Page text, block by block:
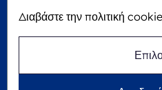
Διαβάστε την πολιτική
Η Ecobliss είναι FSC®